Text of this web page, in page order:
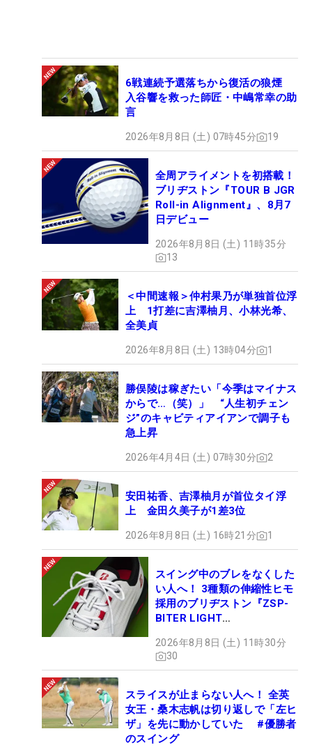
6戦連続予選落ちから復活の狼煙
入谷響を救った師匠・中嶋常幸の助
言
2026年8月8日 (土) 07時45分 19
全周アライメントを初搭載！
ブリヂストン『TOUR B JGR
Roll-in Alignment』、8月7
日デビュー
2026年8月8日 (土) 11時35分
13
＜中間速報＞仲村果乃が単独首位浮
上 1打差に吉澤柚月、小林光希、
全美貞
2026年8月8日 (土) 13時04分 1
勝俣陵は稼ぎたい「今季はマイナス
からで…（笑）」 “人生初チェン
ジ”のキャビティアイアンで調子も
急上昇
2026年4月4日 (土) 07時30分 2
安田祐香、吉澤柚月が首位タイ浮
上 金田久美子が1差3位
2026年8月8日 (土) 16時21分 1
スイング中のブレをなくした
い人へ！ 3種類の伸縮性ヒモ
採用のブリヂストン『ZSP-
BITER LIGHT
ュー
2026年8月8日 (土) 11時30分
30
スライスが止まらない人へ！ 全英
女王・桑木志帆は切り返しで「左ヒ
ザ」を先に動かしていた #優勝者
のスイング